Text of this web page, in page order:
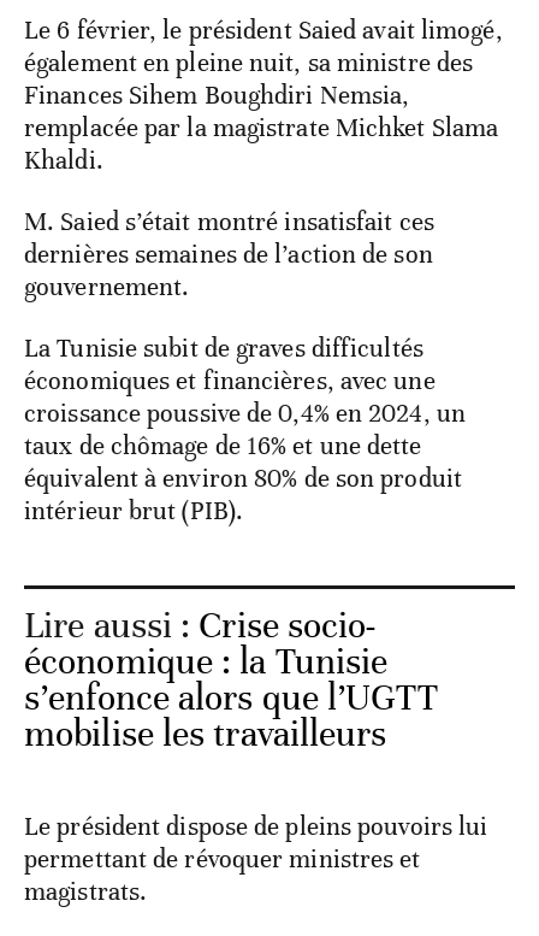
Le 6 février, le président Saied avait limogé,
également en pleine nuit, sa ministre des
Finances Sihem Boughdiri Nemsia,
remplacée par la magistrate Michket Slama
Khaldi.
M. Saied s’était montré insatisfait ces
dernières semaines de l’action de son
gouvernement.
La Tunisie subit de graves difficultés
économiques et financières, avec une
croissance poussive de 0,4% en 2024, un
taux de chômage de 16% et une dette
équivalent à environ 80% de son produit
intérieur brut (PIB).
Lire aussi : Crise socio-
économique : la Tunisie
s’enfonce alors que l’UGTT
mobilise les travailleurs
Le président dispose de pleins pouvoirs lui
permettant de révoquer ministres et
magistrats.